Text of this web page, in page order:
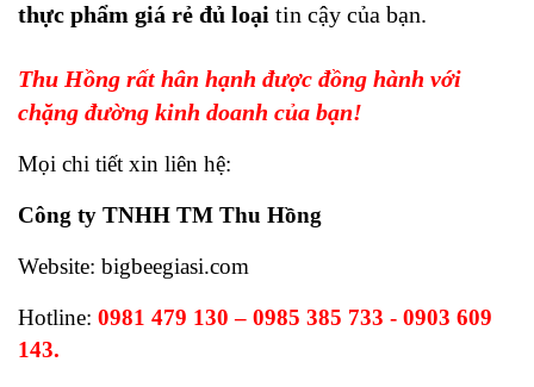
thực phẩm giá rẻ đủ loại tin cậy của bạn.
Thu Hồng rất hân hạnh được đồng hành với
chặng đường kinh doanh của bạn!
Mọi chi tiết xin liên hệ:
Công ty TNHH TM Thu Hồng
Website: bigbeegiasi.com
Hotline: 0981 479 130 – 0985 385 733 - 0903 609
143.